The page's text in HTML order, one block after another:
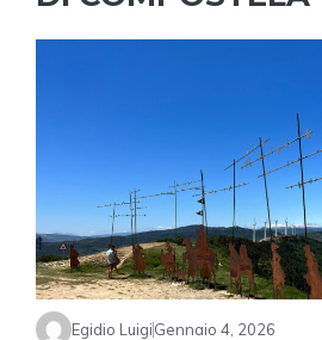
Egidio LuigiGennaio 4, 2026